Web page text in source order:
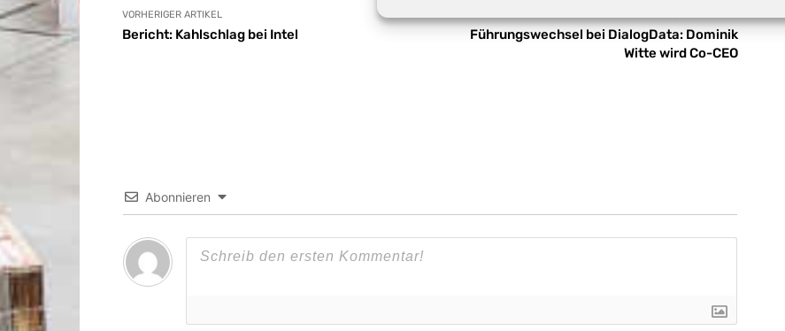
VORHERIGER ARTIKEL
Bericht: Kahlschlag bei Intel
Führungswechsel bei DialogData: Dominik
Witte wird Co-CEO
Abonnieren